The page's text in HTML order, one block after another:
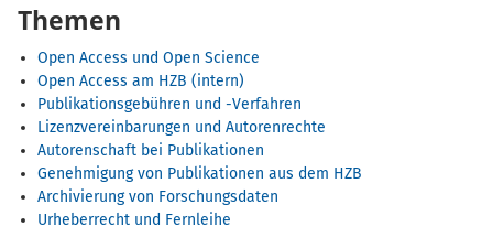
Themen
Open Access und Open Science
Open Access am HZB (intern)
Publikationsgebühren und -Verfahren
Lizenzvereinbarungen und Autorenrechte
Autorenschaft bei Publikationen
Genehmigung von Publikationen aus dem HZB
Archivierung von Forschungsdaten
Urheberrecht und Fernleihe